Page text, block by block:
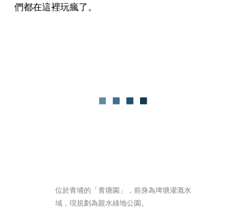
們都在這裡玩瘋了。
位於青埔的「青塘園」，前身為埤塘灌溉水
域，現規劃為親水綠地公園。